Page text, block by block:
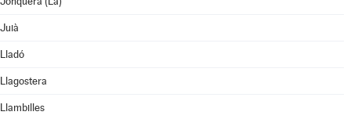
Juià
Lladó
Llagostera
Llambilles